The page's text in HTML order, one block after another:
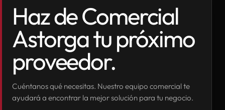
Haz de Comercial
Astorga tu próximo
proveedor.
Cuéntanos qué necesitas. Nuestro equipo comercial te
ayudará a encontrar la mejor solución para tu negocio.